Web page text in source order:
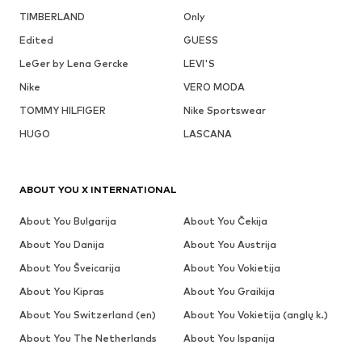
TIMBERLAND
Only
Edited
GUESS
LeGer by Lena Gercke
LEVI'S
Nike
VERO MODA
TOMMY HILFIGER
Nike Sportswear
HUGO
LASCANA
ABOUT YOU X INTERNATIONAL
About You Bulgarija
About You Čekija
About You Danija
About You Austrija
About You Šveicarija
About You Vokietija
About You Kipras
About You Graikija
About You Switzerland (en)
About You Vokietija (anglų k.)
About You The Netherlands
About You Ispanija